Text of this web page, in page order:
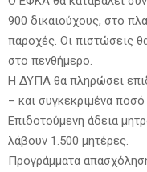
900 δικαιούχους, στο
παροχές. Οι πιστώσεις
στο πενθήμερο.
H ΔΥΠΑ θα πληρώσει
– και συγκεκριμένα
Επιδοτούμενη άδεια
λάβουν 1.500 μητέρες.
Προγράμματα